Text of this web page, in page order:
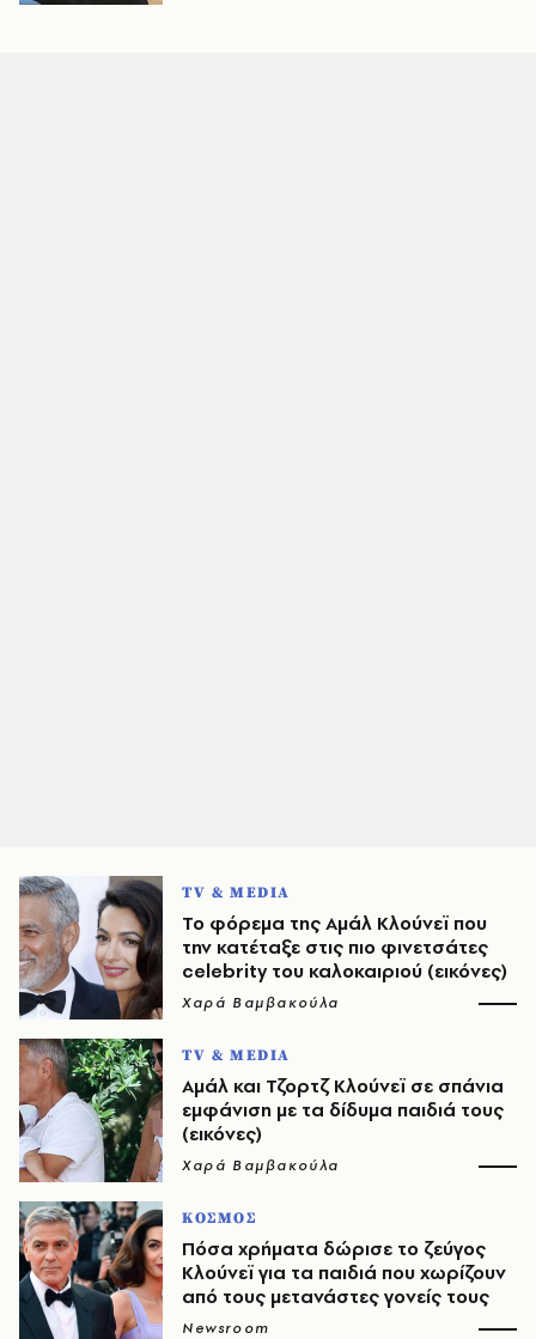
TV & MEDIA
Το φόρεμα της Αμάλ Κλούνεϊ που
την κατέταξε στις πιο φινετσάτες
celebrity του καλοκαιριού (εικόνες)
Χαρά Βαμβακούλα
TV & MEDIA
Αμάλ και Τζορτζ Κλούνεϊ σε σπάνια
εμφάνιση με τα δίδυμα παιδιά τους
(εικόνες)
Χαρά Βαμβακούλα
ΚΟΣΜΟΣ
Πόσα χρήματα δώρισε το ζεύγος
Κλούνεϊ για τα παιδιά που χωρίζουν
από τους μετανάστες γονείς τους
Newsroom